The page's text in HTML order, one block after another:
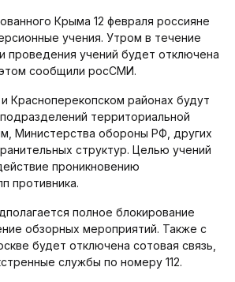
Крыма 12 февраля россияне
учения. Утром в течение
проведения учений будет отключена
сообщили росСМИ.
Красноперекопском районах будут
территориальной
Министерства обороны РФ, других
структур. Целью учений
проникновению
противника.
полное блокирование
обзорных мероприятий. Также с
будет отключена сотовая связь,
службы по номеру 112.